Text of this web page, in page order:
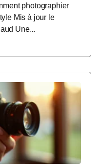
photographier
Mis à jour le
Une...